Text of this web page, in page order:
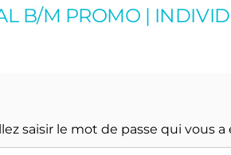
B/M PROMO |
saisir le mot de passe qui vous a